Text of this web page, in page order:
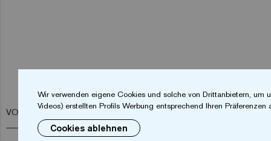
VORNAME*
Wir verwenden eigene Cookies und solche von Drittanbietern,
Videos) erstellten Profils Werbung entsprechend Ihren
Cookies ablehnen